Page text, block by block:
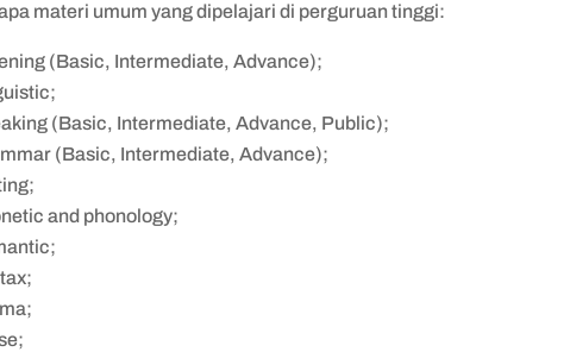
materi umum yang dipelajari di perguruan tinggi:
(Basic, Intermediate, Advance);
(Basic, Intermediate, Advance, Public);
(Basic, Intermediate, Advance);
and phonology;